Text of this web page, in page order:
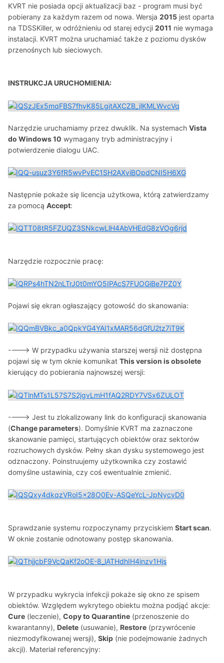
KVRT nie posiada opcji aktualizacji baz - program musi być
pobierany za każdym razem od nowa. Wersja 2015 jest oparta
na TDSSKiller, w odróżnieniu od starej edycji 2011 nie wymaga
instalacji. KVRT można uruchamiać także z poziomu dysków
przenośnych lub sieciowych.
INSTRUKCJA URUCHOMIENIA:
Narzędzie uruchamiamy przez dwuklik. Na systemach Vista
do Windows 10 wymagany tryb administracyjny i
potwierdzenie dialogu UAC.
Następnie pokaże się licencja użytkowa, którą zatwierdzamy
za pomocą Accept:
Narzędzie rozpocznie pracę:
Pojawi się ekran ogłaszający gotowość do skanowania:
----> W przypadku używania starszej wersji niż dostępna
pojawi się w tym oknie komunikat This version is obsolete
kierujący do pobierania najnowszej wersji:
----> Jest tu zlokalizowany link do konfiguracji skanowania
(Change parameters). Domyślnie KVRT ma zaznaczone
skanowanie pamięci, startujących obiektów oraz sektorów
rozruchowych dysków. Pełny skan dysku systemowego jest
odznaczony. Poinstruujemy użytkownika czy zostawić
domyślne ustawinia, czy coś ewentualnie zmienić.
Sprawdzanie systemu rozpoczynamy przyciskiem Start scan.
W oknie zostanie odnotowany postęp skanowania.
W przypadku wykrycia infekcji pokaże się okno ze spisem
obiektów. Względem wykrytego obiektu można podjąć akcje:
Cure (leczenie), Copy to Quarantine (przenoszenie do
kwarantanny), Delete (usuwanie), Restore (przywrócenie
niezmodyfikowanej wersji), Skip (nie podejmowanie żadnych
akcji). Materiał referencyjny: